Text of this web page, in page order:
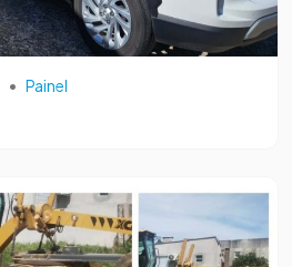
• Painel